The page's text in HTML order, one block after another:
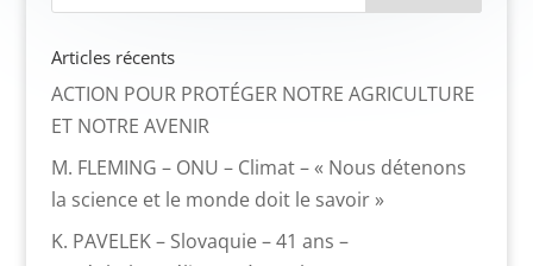
Articles récents
ACTION POUR PROTÉGER NOTRE AGRICULTURE
ET NOTRE AVENIR
M. FLEMING – ONU – Climat – « Nous détenons
la science et le monde doit le savoir »
K. PAVELEK – Slovaquie – 41 ans –